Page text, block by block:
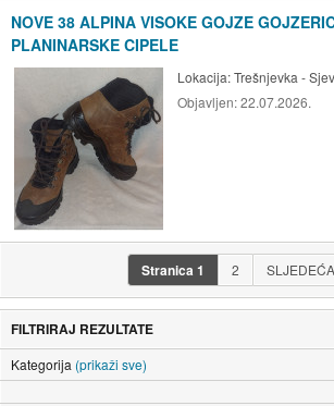
NOVE 38 ALPINA VISOKE GOJZE
PLANINARSKE CIPELE
Lokacija:Trešnjevka -
Objavljen:22.07.2026.
Stranica1 2 SLJEDEĆA
FILTRIRAJ REZULTATE
Kategorija (prikaži sve)